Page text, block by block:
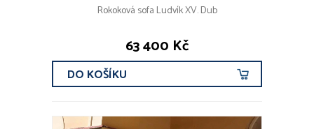
Rokoková sofa Ludvík XV. Dub
63 400 Kč
DO KOŠÍKU